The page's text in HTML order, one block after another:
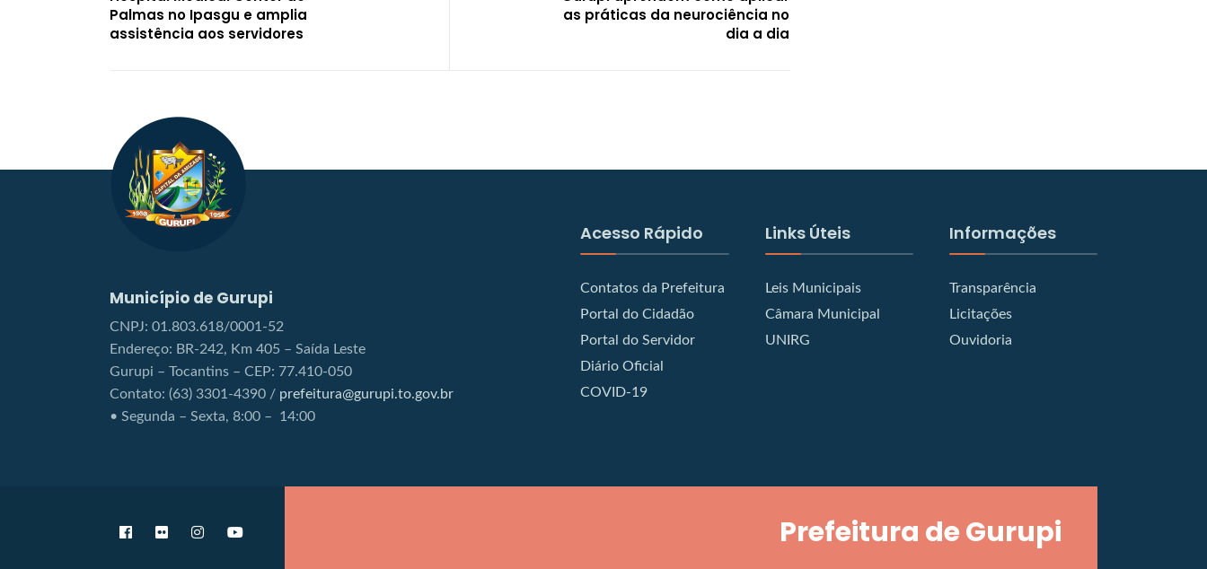
Palmas no Ipasgu e amplia
assistência aos servidores
as práticas da neurociência no
dia a dia
Município de Gurupi
CNPJ: 01.803.618/0001-52
Endereço: BR-242, Km 405 – Saída Leste
Gurupi – Tocantins – CEP: 77.410-050
Contato: (63) 3301-4390 / prefeitura@gurupi.to.gov.br
• Segunda – Sexta, 8:00 – 14:00
Acesso Rápido
Contatos da Prefeitura
Portal do Cidadão
Portal do Servidor
Diário Oficial
COVID-19
Links Úteis
Leis Municipais
Câmara Municipal
UNIRG
Informações
Transparência
Licitações
Ouvidoria
Prefeitura de Gurupi